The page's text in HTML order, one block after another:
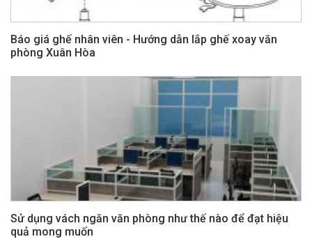
Báo giá ghế nhân viên - Hướng dẫn lắp ghế xoay văn
phòng Xuân Hòa
Sử dụng vách ngăn văn phòng như thế nào để đạt hiệu
quả mong muốn